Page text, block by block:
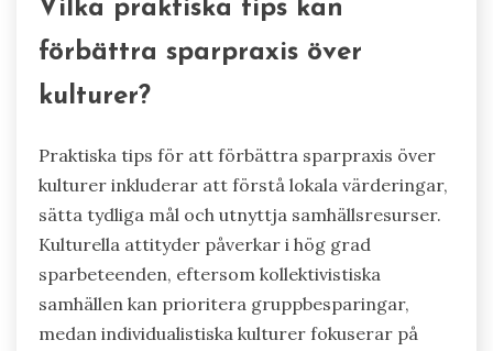
Vilka praktiska tips kan
förbättra sparpraxis över
kulturer?
Praktiska tips för att förbättra sparpraxis över
kulturer inkluderar att förstå lokala värderingar,
sätta tydliga mål och utnyttja samhällsresurser.
Kulturella attityder påverkar i hög grad
sparbeteenden, eftersom kollektivistiska
samhällen kan prioritera gruppbesparingar,
medan individualistiska kulturer fokuserar på